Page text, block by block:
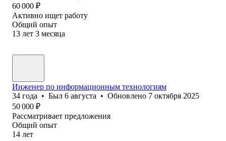
60 000 ₽
Активно ищет работу
Общий опыт
13 лет 3 месяца
Инженер по информационным технологиям
34 года • Был 6 августа • Обновлено 7 октября 2025
50 000 ₽
Рассматривает предложения
Общий опыт
14 лет